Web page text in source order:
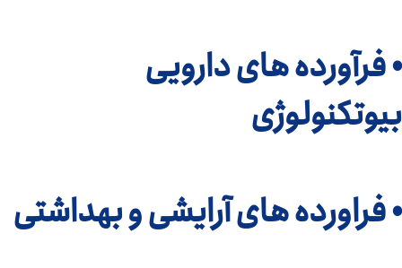
• فرآورده های دارویی
بیوتکنولوژی
• فراورده های آرایشی و بهداشتی